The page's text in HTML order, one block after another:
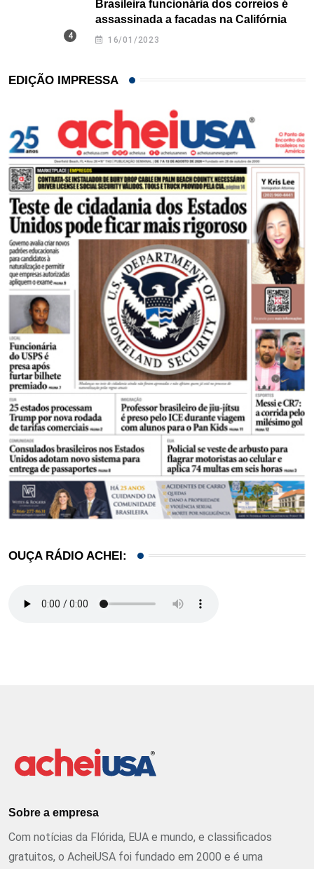
Brasileira funcionária dos correios é
assassinada a facadas na Califórnia
16/01/2023
EDIÇÃO IMPRESSA
OUÇA RÁDIO ACHEI:
Sobre a empresa
Com notícias da Flórida, EUA e mundo, e classificados
gratuitos, o AcheiUSA foi fundado em 2000 e é uma